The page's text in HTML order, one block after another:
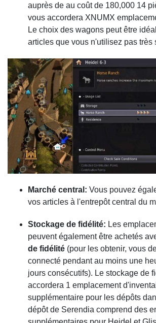
auprès de au coût de 180,000 14
vous accordera XNUMX
Le choix des wagons peut être
articles que vous n'utilisez pas très
Marché central: Vous pouvez
vos articles à l'entrepôt central du
Stockage de fidélité: Les
peuvent également être achetés
de fidélité (pour les obtenir, vous
connecté pendant au moins une
jours consécutifs). Le stockage de
accordera 1 emplacement
supplémentaire pour les dépôts
dépôt de Serendia comprend des